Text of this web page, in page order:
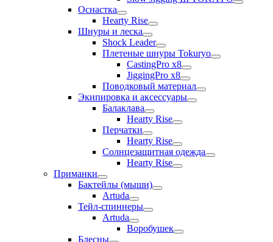
Оснастка
Hearty Rise
Шнуры и леска
Shock Leader
Плетеные шнуры Tokuryo
CastingPro x8
JiggingPro x8
Поводковый материал
Экипировка и аксессуары
Балаклава
Hearty Rise
Перчатки
Hearty Rise
Солнцезащитная одежда
Hearty Rise
Приманки
Бактейлы (мыши)
Artuda
Тейл-спиннеры
Artuda
Воробушек
Блесны